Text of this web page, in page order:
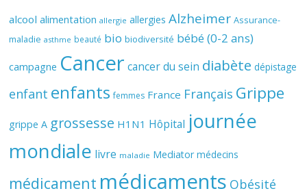
alcool alimentation allergie allergies Alzheimer Assurance-
maladie asthme beauté bio biodiversité bébé (0-2 ans)
campagne Cancer cancer du sein diabète dépistage
enfant enfants femmes France Français Grippe
grippe A grossesse H1N1 Hôpital journée
mondiale livre maladie Mediator médecins
médicament médicaments Obésité